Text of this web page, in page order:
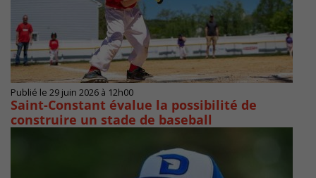
Publié le 29 juin 2026 à 12h00
Saint-Constant évalue la possibilité de
construire un stade de baseball